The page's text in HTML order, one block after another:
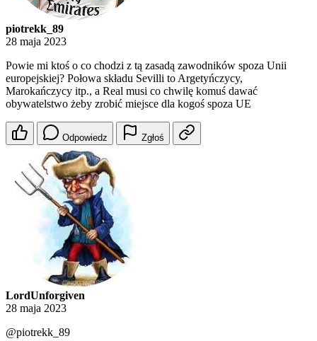
piotrekk_89
28 maja 2023
Powie mi ktoś o co chodzi z tą zasadą zawodników spoza Unii
europejskiej? Połowa składu Sevilli to Argetyńczycy,
Marokańczycy itp., a Real musi co chwilę komuś dawać
obywatelstwo żeby zrobić miejsce dla kogoś spoza UE
Odpowiedz Zgłoś
LordUnforgiven
28 maja 2023
@piotrekk_89